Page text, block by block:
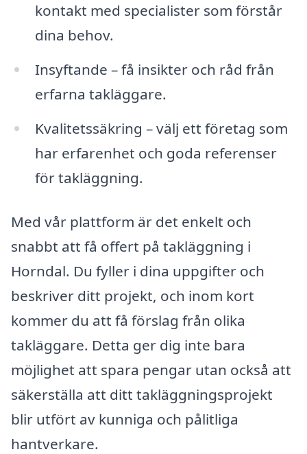
kontakt med specialister som förstår
dina behov.
Insyftande – få insikter och råd från
erfarna takläggare.
Kvalitetssäkring – välj ett företag som
har erfarenhet och goda referenser
för takläggning.
Med vår plattform är det enkelt och
snabbt att få offert på takläggning i
Horndal. Du fyller i dina uppgifter och
beskriver ditt projekt, och inom kort
kommer du att få förslag från olika
takläggare. Detta ger dig inte bara
möjlighet att spara pengar utan också att
säkerställa att ditt takläggningsprojekt
blir utfört av kunniga och pålitliga
hantverkare.